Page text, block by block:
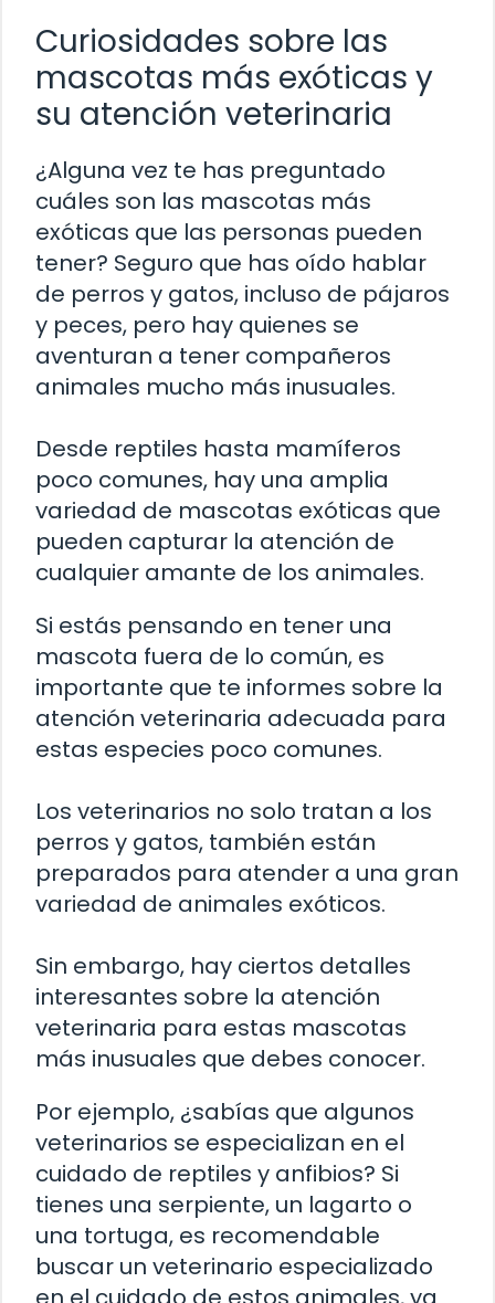
Curiosidades sobre las
mascotas más exóticas y
su atención veterinaria
¿Alguna vez te has preguntado
cuáles son las mascotas más
exóticas que las personas pueden
tener? Seguro que has oído hablar
de perros y gatos, incluso de pájaros
y peces, pero hay quienes se
aventuran a tener compañeros
animales mucho más inusuales.
Desde reptiles hasta mamíferos
poco comunes, hay una amplia
variedad de mascotas exóticas que
pueden capturar la atención de
cualquier amante de los animales.
Si estás pensando en tener una
mascota fuera de lo común, es
importante que te informes sobre la
atención veterinaria adecuada para
estas especies poco comunes.
Los veterinarios no solo tratan a los
perros y gatos, también están
preparados para atender a una gran
variedad de animales exóticos.
Sin embargo, hay ciertos detalles
interesantes sobre la atención
veterinaria para estas mascotas
más inusuales que debes conocer.
Por ejemplo, ¿sabías que algunos
veterinarios se especializan en el
cuidado de reptiles y anfibios? Si
tienes una serpiente, un lagarto o
una tortuga, es recomendable
buscar un veterinario especializado